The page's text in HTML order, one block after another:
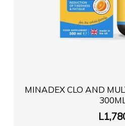
MINADEX CLO AND
L